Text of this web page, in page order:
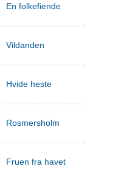
En folkefiende
Vildanden
Hvide heste
Rosmersholm
Fruen fra havet